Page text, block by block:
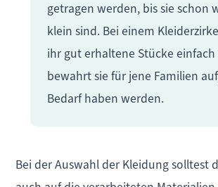
getragen werden, bis sie schon
klein sind. Bei einem
ihr gut erhaltene Stücke einfach
bewahrt sie für jene Familien
Bedarf haben werden.
Bei der Auswahl der Kleidung solltest